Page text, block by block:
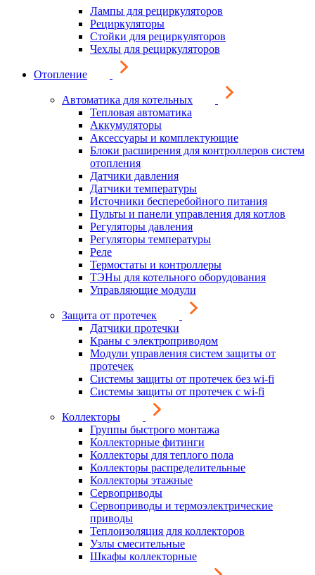
Лампы для рециркуляторов
Рециркуляторы
Стойки для рециркуляторов
Чехлы для рециркуляторов
Отопление
Автоматика для котельных
Тепловая автоматика
Аккумуляторы
Аксессуары и комплектующие
Блоки расширения для контроллеров систем
отопления
Датчики давления
Датчики температуры
Источники бесперебойного питания
Пульты и панели управления для котлов
Регуляторы давления
Регуляторы температуры
Реле
Термостаты и контроллеры
ТЭНы для котельного оборудования
Управляющие модули
Защита от протечек
Датчики протечки
Краны с электроприводом
Модули управления систем защиты от
протечек
Системы защиты от протечек без wi-fi
Системы защиты от протечек с wi-fi
Коллекторы
Группы быстрого монтажа
Коллекторные фитинги
Коллекторы для теплого пола
Коллекторы распределительные
Коллекторы этажные
Сервоприводы
Сервоприводы и термоэлектрические
приводы
Теплоизоляция для коллекторов
Узлы смесительные
Шкафы коллекторные